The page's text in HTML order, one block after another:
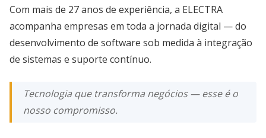
Com mais de 27 anos de experiência, a ELECTRA
acompanha empresas em toda a jornada digital — do
desenvolvimento de software sob medida à integração
de sistemas e suporte contínuo.
Tecnologia que transforma negócios — esse é o
nosso compromisso.